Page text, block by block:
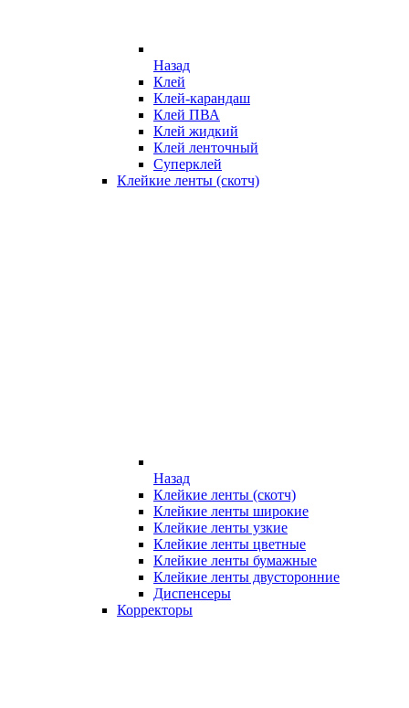
Назад
Клей
Клей-карандаш
Клей ПВА
Клей жидкий
Клей ленточный
Суперклей
Клейкие ленты (скотч)
Назад
Клейкие ленты (скотч)
Клейкие ленты широкие
Клейкие ленты узкие
Клейкие ленты цветные
Клейкие ленты бумажные
Клейкие ленты двусторонние
Диспенсеры
Корректоры